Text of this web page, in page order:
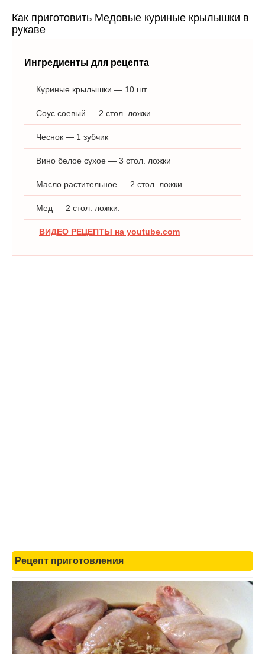
Как приготовить Медовые куриные крылышки в
рукаве
Ингредиенты для рецепта
Куриные крылышки — 10 шт
Соус соевый — 2 стол. ложки
Чеснок — 1 зубчик
Вино белое сухое — 3 стол. ложки
Масло растительное — 2 стол. ложки
Мед — 2 стол. ложки.
ВИДЕО РЕЦЕПТЫ на youtube.com
Рецепт приготовления